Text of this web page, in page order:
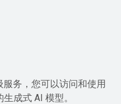
务，您可以访问和使用
成式 AI 模型。